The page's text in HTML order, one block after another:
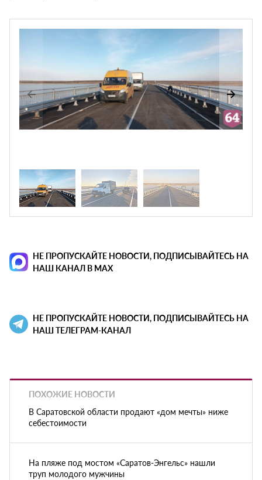
НЕ ПРОПУСКАЙТЕ НОВОСТИ, ПОДПИСЫВАЙТЕСЬ НА
НАШ КАНАЛ В MAX
НЕ ПРОПУСКАЙТЕ НОВОСТИ, ПОДПИСЫВАЙТЕСЬ НА
НАШ ТЕЛЕГРАМ-КАНАЛ
ПОХОЖИЕ НОВОСТИ
В Саратовской области продают «дом мечты» ниже
себестоимости
На пляже под мостом «Саратов-Энгельс» нашли
труп молодого мужчины